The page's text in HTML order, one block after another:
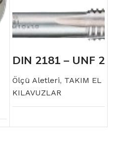
DIN 2181 – UNF 2
PARÇALI TAKIM
– DÜZ EL
KILAVUZU
Ölçü Aletleri, TAKIM EL
KILAVUZLAR